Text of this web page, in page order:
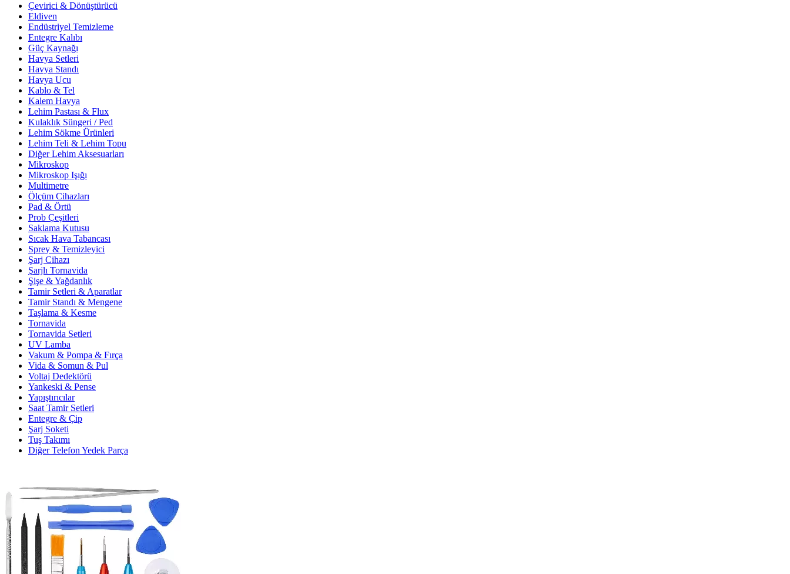
Çevirici & Dönüştürücü
Eldiven
Endüstriyel Temizleme
Entegre Kalıbı
Güç Kaynağı
Havya Setleri
Havya Standı
Havya Ucu
Kablo & Tel
Kalem Havya
Lehim Pastası & Flux
Kulaklık Süngeri / Ped
Lehim Sökme Ürünleri
Lehim Teli & Lehim Topu
Diğer Lehim Aksesuarları
Mikroskop
Mikroskop Işığı
Multimetre
Ölçüm Cihazları
Pad & Örtü
Prob Çeşitleri
Saklama Kutusu
Sıcak Hava Tabancası
Sprey & Temizleyici
Şarj Cihazı
Şarjlı Tornavida
Şişe & Yağdanlık
Tamir Setleri & Aparatlar
Tamir Standı & Mengene
Taşlama & Kesme
Tornavida
Tornavida Setleri
UV Lamba
Vakum & Pompa & Fırça
Vida & Somun & Pul
Voltaj Dedektörü
Yankeski & Pense
Yapıştırıcılar
Saat Tamir Setleri
Entegre & Çip
Şarj Soketi
Tuş Takımı
Diğer Telefon Yedek Parça